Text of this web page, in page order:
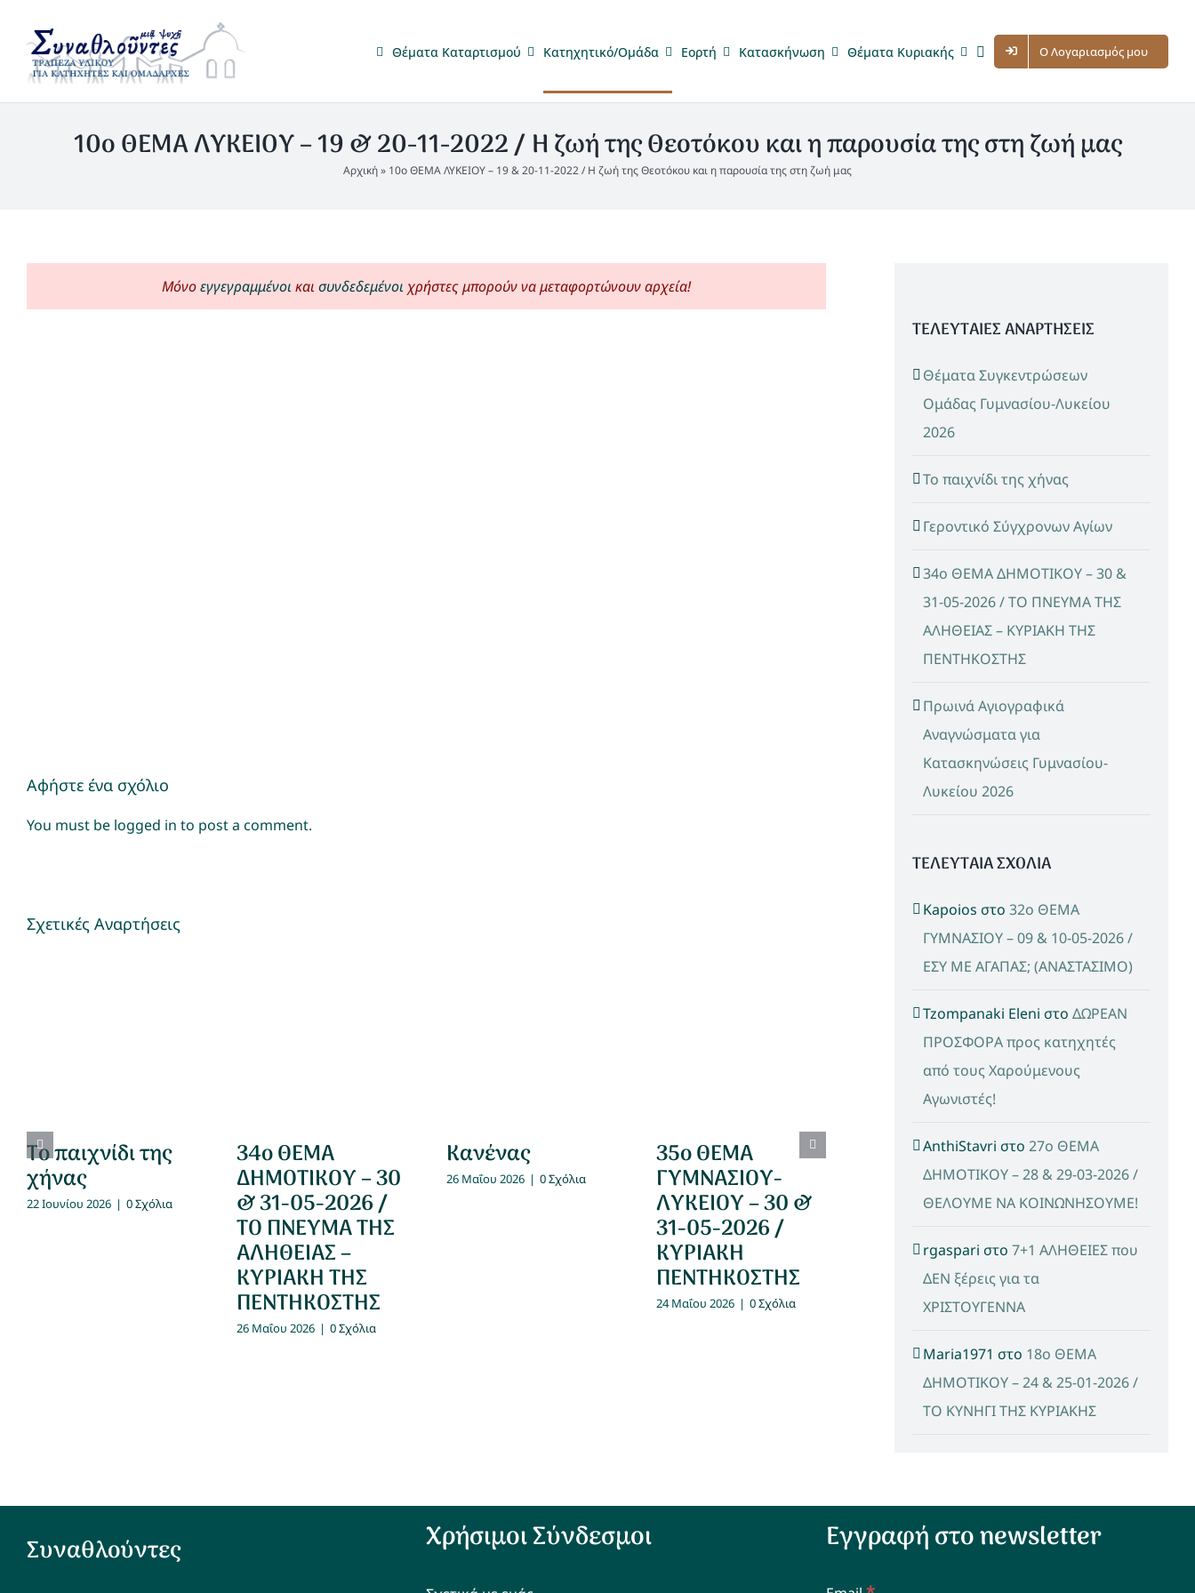
περιεχόμενο
Θέματα Καταρτισμού Κατηχητικό/Ομάδα Eορτή Κατασκήνωση Θέματα Κυριακής Ο Λογαριασμός μου
10ο ΘΕΜΑ ΛΥΚΕΙΟΥ – 19 & 20-11-2022 / Η ζωή της Θεοτόκου και η παρουσία της στη ζωή μας
Αρχική» 10ο ΘΕΜΑ ΛΥΚΕΙΟΥ – 19 & 20-11-2022 / Η ζωή της Θεοτόκου και η παρουσία της στη ζωή μας
Μόνοεγγεγραμμένοικαισυνδεδεμένοιχρήστες μπορούν να μεταφορτώνουν αρχεία!
Αφήστε ένα σχόλιο
You must be logged in to post a comment.
Σχετικές Αναρτήσεις
Το παιχνίδι της
χήνας
22 Ιουνίου 2026 | 0 Σχόλια
34ο ΘΕΜΑ
ΔΗΜΟΤΙΚΟΥ – 30
& 31-05-2026 /
ΤΟ ΠΝΕΥΜΑ ΤΗΣ
ΑΛΗΘΕΙΑΣ –
ΚΥΡΙΑΚΗ ΤΗΣ
ΠΕΝΤΗΚΟΣΤΗΣ
26 Μαΐου 2026 | 0 Σχόλια
Κανένας
26 Μαΐου 2026 | 0 Σχόλια
35ο ΘΕΜΑ
ΓΥΜΝΑΣΙΟΥ-
ΛΥΚΕΙΟΥ – 30 &
31-05-2026 /
ΚΥΡΙΑΚΗ
ΠΕΝΤΗΚΟΣΤΗΣ
24 Μαΐου 2026 | 0 Σχόλια
ΤΕΛΕΥΤΑΙΕΣ ΑΝΑΡΤΗΣΕΙΣ
Θέματα Συγκεντρώσεων
Ομάδας Γυμνασίου-Λυκείου
2026
Το παιχνίδι της χήνας
Γεροντικό Σύγχρονων Αγίων
34ο ΘΕΜΑ ΔΗΜΟΤΙΚΟΥ – 30 &
31-05-2026 / ΤΟ ΠΝΕΥΜΑ ΤΗΣ
ΑΛΗΘΕΙΑΣ – ΚΥΡΙΑΚΗ ΤΗΣ
ΠΕΝΤΗΚΟΣΤΗΣ
Πρωινά Αγιογραφικά
Αναγνώσματα για
Κατασκηνώσεις Γυμνασίου-
Λυκείου 2026
ΤΕΛΕΥΤΑΙΑ ΣΧΟΛΙΑ
Kapoios στο 32ο ΘΕΜΑ
ΓΥΜΝΑΣΙΟΥ – 09 & 10-05-2026 /
ΕΣΥ ΜΕ ΑΓΑΠΑΣ; (ΑΝΑΣΤΑΣΙΜΟ)
Tzompanaki Eleni στο ΔΩΡΕΑΝ
ΠΡΟΣΦΟΡΑ προς κατηχητές
από τους Χαρούμενους
Αγωνιστές!
AnthiStavri στο 27ο ΘΕΜΑ
ΔΗΜΟΤΙΚΟΥ – 28 & 29-03-2026 /
ΘΕΛΟΥΜΕ ΝΑ ΚΟΙΝΩΝΗΣΟΥΜΕ!
rgaspari στο 7+1 ΑΛΗΘΕΙΕΣ που
ΔΕΝ ξέρεις για τα
ΧΡΙΣΤΟΥΓΕΝΝΑ
Maria1971 στο 18ο ΘΕΜΑ
ΔΗΜΟΤΙΚΟΥ – 24 & 25-01-2026 /
ΤΟ ΚΥΝΗΓΙ ΤΗΣ ΚΥΡΙΑΚΗΣ
Συναθλούντες Χρήσιμοι Σύνδεσμοι Εγγραφή στο newsletter